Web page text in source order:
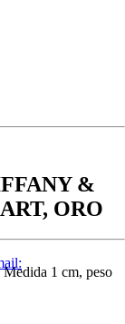
&
ORO
1 cm, peso